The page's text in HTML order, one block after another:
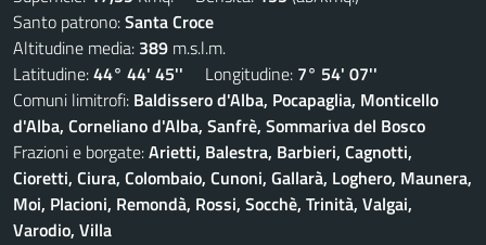
Santo patrono:Santa Croce
Altitudine media: 389 m.s.l.m.
Latitudine:44° 44' 45'' Longitudine: 7° 54' 07''
Comuni limitrofi: Baldissero d'Alba, Pocapaglia, Monticello
d'Alba, Corneliano d'Alba, Sanfrè, Sommariva del Bosco
Frazioni e borgate:Arietti, Balestra, Barbieri, Cagnotti,
Cioretti, Ciura, Colombaio, Cunoni, Gallarà, Loghero, Maunera,
Moi, Placioni, Remondà, Rossi, Socchè, Trinità, Valgai,
Varodio, Villa